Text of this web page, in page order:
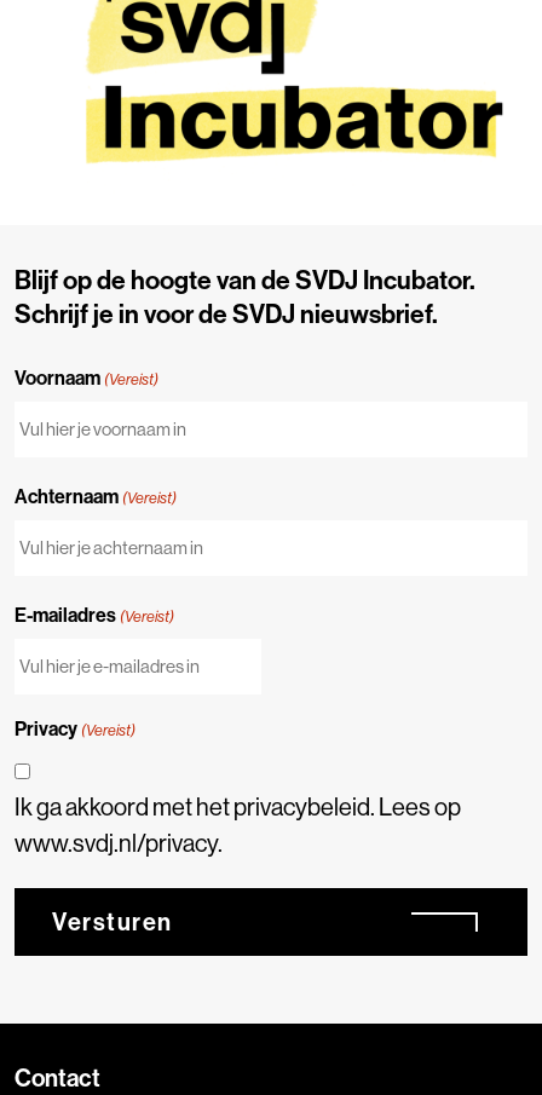
Blijf op de hoogte van de SVDJ Incubator.
Schrijf je in voor de SVDJ nieuwsbrief.
Voornaam (Vereist)
Achternaam (Vereist)
E-mailadres (Vereist)
Privacy (Vereist)
Ik ga akkoord met het privacybeleid. Lees op
www.svdj.nl/privacy.
Versturen
Contact